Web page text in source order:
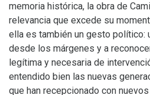
memoria histórica, la obra de
relevancia que excede su
ella es también un gesto político:
desde los márgenes y a
legítima y necesaria de
entendido bien las nuevas
que han recepcionado con